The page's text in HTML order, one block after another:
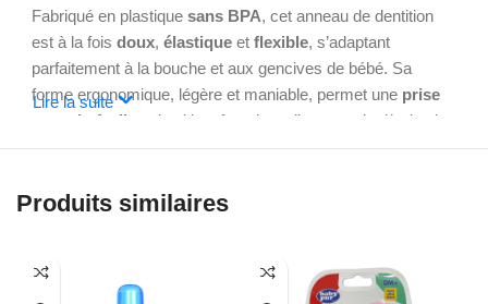
Fabriqué en plastiquesans BPA, cet anneau de dentition
est à la foisdoux,élastique etflexible, s’adaptant
parfaitement à la bouche et aux gencives de bébé. Sa
forme ergonomique, légère et maniable, permet une prise
en main facile
et intuitive, favorisant l’autonomie dès le plus
jeune âge.
Soulagement efficace des gencives
Grâce à sespicots de massage, il aide à soulager les
Lire la suite
Produits similaires